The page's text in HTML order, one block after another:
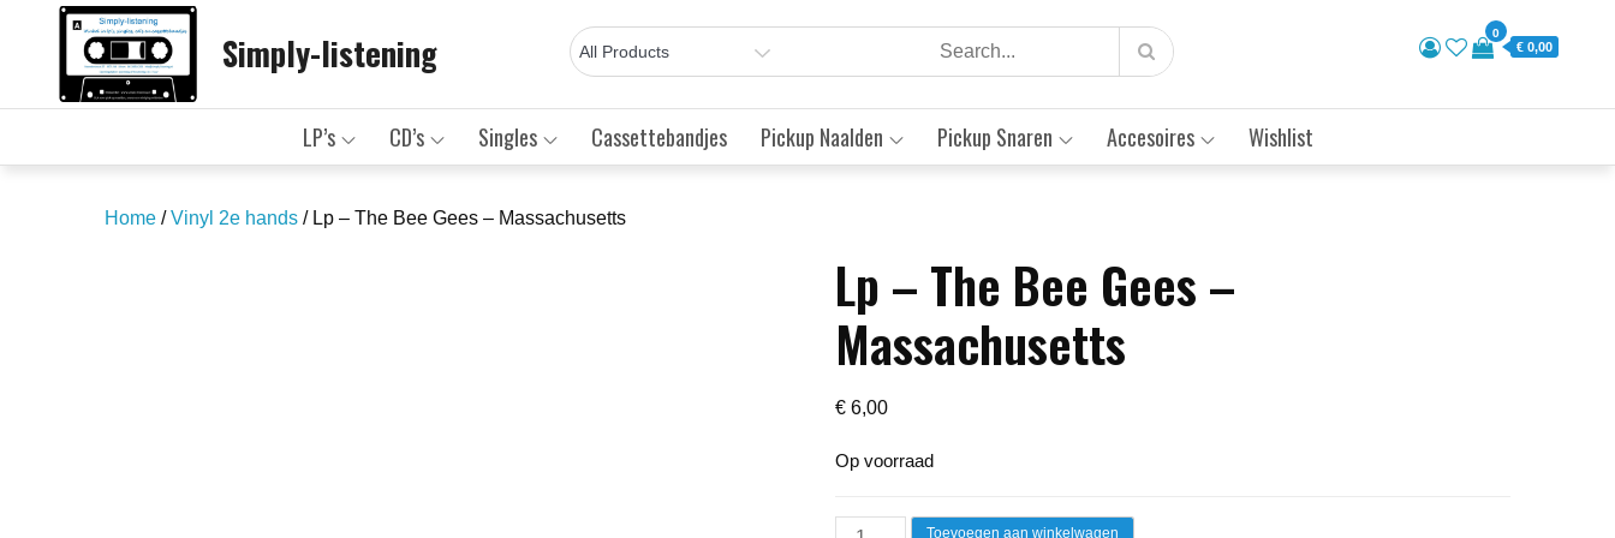
Simply-listening 0
€ 0,00
LP’s CD’s Singles Cassettebandjes Pickup Naalden Pickup Snaren Accesoires Wishlist
Home /Vinyl 2e hands / Lp – The Bee Gees – Massachusetts
Lp – The Bee Gees –
Massachusetts
€ 6,00
Op voorraad
Toevoegen aan winkelwagen